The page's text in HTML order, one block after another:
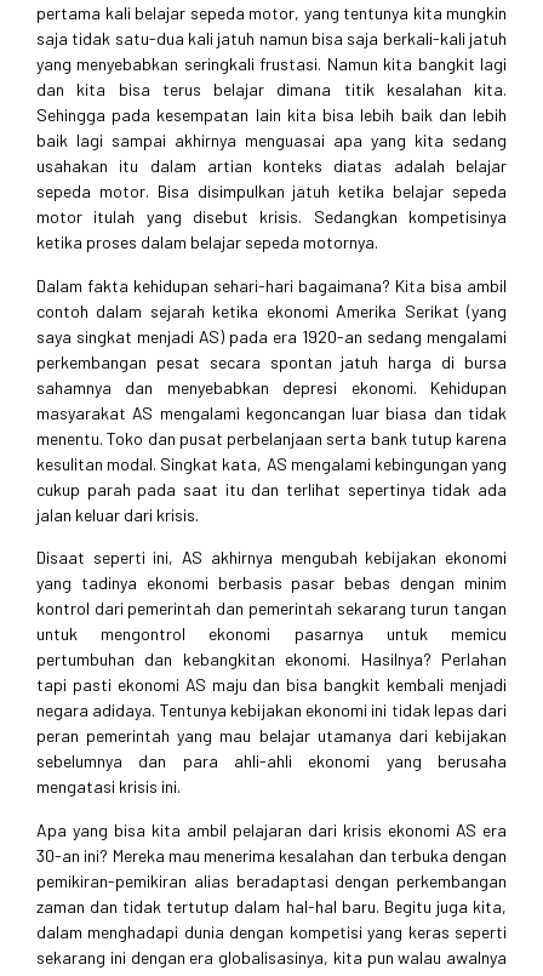
pertama kali belajar sepeda motor, yang tentunya kita mungkin
saja tidak satu-dua kali jatuh namun bisa saja berkali-kali jatuh
yang menyebabkan seringkali frustasi. Namun kita bangkit lagi
dan kita bisa terus belajar dimana titik kesalahan kita.
Sehingga pada kesempatan lain kita bisa lebih baik dan lebih
baik lagi sampai akhirnya menguasai apa yang kita sedang
usahakan itu dalam artian konteks diatas adalah belajar
sepeda motor. Bisa disimpulkan jatuh ketika belajar sepeda
motor itulah yang disebut krisis. Sedangkan kompetisinya
ketika proses dalam belajar sepeda motornya.
Dalam fakta kehidupan sehari-hari bagaimana? Kita bisa ambil
contoh dalam sejarah ketika ekonomi Amerika Serikat (yang
saya singkat menjadi AS) pada era 1920-an sedang mengalami
perkembangan pesat secara spontan jatuh harga di bursa
sahamnya dan menyebabkan depresi ekonomi. Kehidupan
masyarakat AS mengalami kegoncangan luar biasa dan tidak
menentu. Toko dan pusat perbelanjaan serta bank tutup karena
kesulitan modal. Singkat kata, AS mengalami kebingungan yang
cukup parah pada saat itu dan terlihat sepertinya tidak ada
jalan keluar dari krisis.
Disaat seperti ini, AS akhirnya mengubah kebijakan ekonomi
yang tadinya ekonomi berbasis pasar bebas dengan minim
kontrol dari pemerintah dan pemerintah sekarang turun tangan
untuk mengontrol ekonomi pasarnya untuk memicu
pertumbuhan dan kebangkitan ekonomi. Hasilnya? Perlahan
tapi pasti ekonomi AS maju dan bisa bangkit kembali menjadi
negara adidaya. Tentunya kebijakan ekonomi ini tidak lepas dari
peran pemerintah yang mau belajar utamanya dari kebijakan
sebelumnya dan para ahli-ahli ekonomi yang berusaha
mengatasi krisis ini.
Apa yang bisa kita ambil pelajaran dari krisis ekonomi AS era
30-an ini? Mereka mau menerima kesalahan dan terbuka dengan
pemikiran-pemikiran alias beradaptasi dengan perkembangan
zaman dan tidak tertutup dalam hal-hal baru. Begitu juga kita,
dalam menghadapi dunia dengan kompetisi yang keras seperti
sekarang ini dengan era globalisasinya, kita pun walau awalnya